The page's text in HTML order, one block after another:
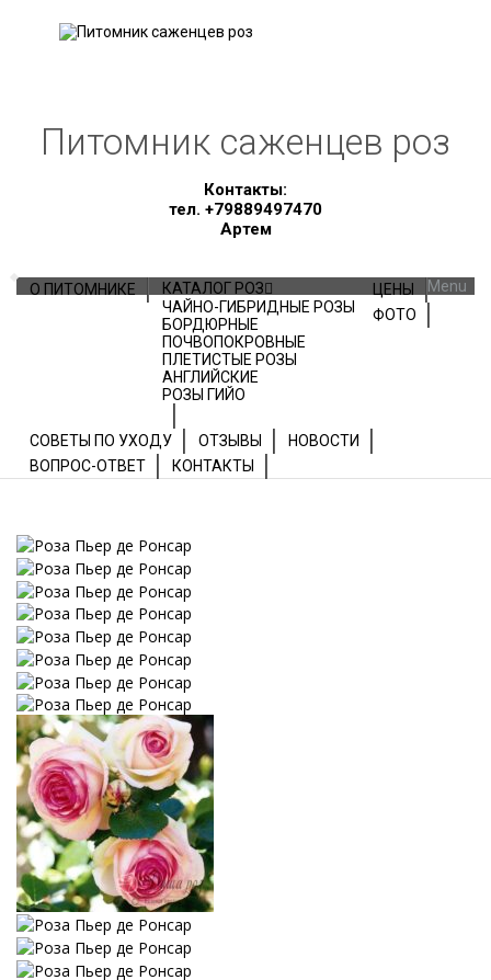
Питомник саженцев роз
Контакты:
тел. +79889497470
Артем
Skip to content
О ПИТОМНИКЕ
КАТАЛОГ РОЗ
ЧАЙНО-ГИБРИДНЫЕ РОЗЫ
БОРДЮРНЫЕ
ПОЧВОПОКРОВНЫЕ
ПЛЕТИСТЫЕ РОЗЫ
АНГЛИЙСКИЕ
РОЗЫ ГИЙО
ЦЕНЫ
ФОТО
СОВЕТЫ ПО УХОДУ ОТЗЫВЫ
НОВОСТИ
ВОПРОС-ОТВЕТ
КОНТАКТЫ
Menu